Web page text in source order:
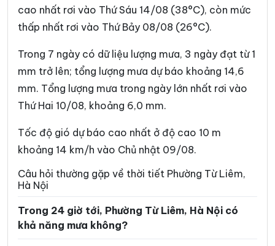
Phường Sơn Tây Phường Tây Hồ
Phường Tây Mỗ Phường Tây Tựu
Phường Thanh Liệt Phường Thanh Xuân
Phường Thượng Cát Phường Tùng Thiện
Phường Tương Mai
Phường Văn Miếu – Quốc
Phường Việt Hưng Phường Vĩnh Hưng
Phường Xuân Phương
Phường Yên Nghĩa Phường Yên Sở
Xã An Khánh Xã Ba Vì
cao nhất rơi vào Thứ Sáu 14/08 (38°C), còn mức
thấp nhất rơi vào Thứ Bảy 08/08 (26°C).
Trong 7 ngày có dữ liệu lượng mưa, 3 ngày đạt từ 1
mm trở lên; tổng lượng mưa dự báo khoảng 14,6
mm. Tổng lượng mưa trong ngày lớn nhất rơi vào
Thứ Hai 10/08, khoảng 6,0 mm.
Tốc độ gió dự báo cao nhất ở độ cao 10 m
khoảng 14 km/h vào Chủ nhật 09/08.
Câu hỏi thường gặp về thời tiết Phường Từ Liêm,
Hà Nội
Trong 24 giờ tới, Phường Từ Liêm, Hà Nội có
khả năng mưa không?